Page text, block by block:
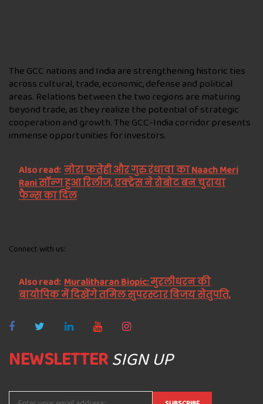
The GCC nations and India are strengthening historic ties
across cultural, trade, economic, defense and political
areas. Relations between the two regions are maturing
beyond trade, as they realize the potential of strategic
cooperation and growth. The GCC-India corridor presents
immense opportunities for investors.
Also read: नोरा फतेही और गुरु रंधावा का Naach Meri
Rani सॉन्ग हुआ रिलीज, एक्ट्रेस ने रोबोट बन चुराया
फैन्स का दिल
Connect with us:
Also read: Muralitharan Biopic: मुरलीधरन की
बायोपिक में दिखेंगे तमिल सुपरस्टार विजय सेतुपति,
NEWSLETTERSIGN UP